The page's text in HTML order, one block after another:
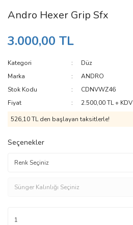
Andro Hexer Grip Sfx
3.000,00 TL
Kategori
Düz
Marka
ANDRO
Stok Kodu
CDNVWZ46
Fiyat
2.500,00 TL + KDV
526,10 TL den başlayan taksitlerle!
Seçenekler